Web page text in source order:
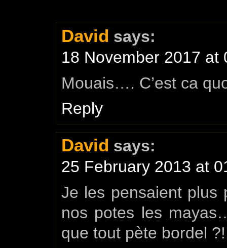
David says:
18 November 2017 at
Mouais…. C’est ca
Reply
David says:
25 February 2013 at
Je les pensaient plus
nos potes les
que tout pète bordel